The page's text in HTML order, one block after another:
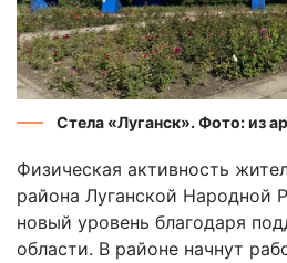
Стела «Луганск». Фото: из
Физическая активность
района Луганской Народной
новый уровень благодаря
области. В районе начнут